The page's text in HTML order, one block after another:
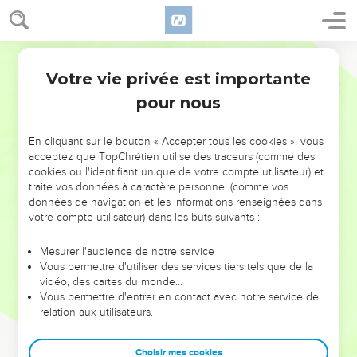
NE MANQUEZ PAS L’ÉVÉNEMENT
DE L’ANNÉE !
ET SI LEURS ERREURS POUVAIENT VOUS ÉVITER LES
VOTRES ?
leur foi ou leur vision. Mais on voit moins les doutes, les erreurs
et les saisons difficiles qu'ils ont traversés, alors même que ce
sont elles qui les ont façonnés.
Dans cette conférence, leaders, entrepreneurs, et responsables
clés pour avancer avec plus de sagesse afin que leurs erreurs
Votre vie privée est importante
pour nous
En cliquant sur le bouton « Accepter tous les cookies », vous
acceptez que TopChrétien utilise des traceurs (comme des
cookies ou l'identifiant unique de votre compte utilisateur) et
traite vos données à caractère personnel (comme vos
données de navigation et les informations renseignées dans
votre compte utilisateur) dans les buts suivants :
Mesurer l'audience de notre service
Vous permettre d'utiliser des services tiers tels que de la
vidéo, des cartes du monde…
Vous permettre d'entrer en contact avec notre service de
relation aux utilisateurs.
Choisir mes cookies